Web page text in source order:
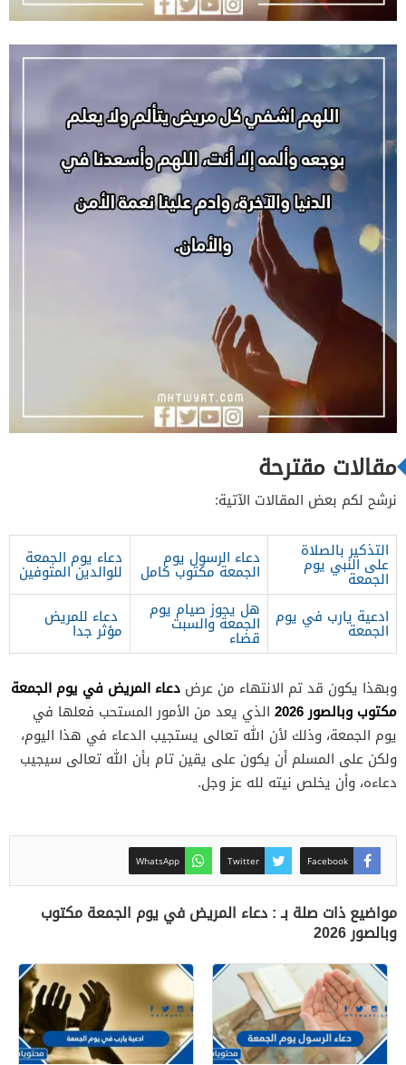
مقالات مقترحة
نرشح لكم بعض المقالات الآتية:
التذكير بالصلاة
على النبي يوم
الجمعة
دعاء الرسول يوم
الجمعة مكتوب كامل
دعاء يوم الجمعة
للوالدين المتوفين
ادعية يارب في يوم
الجمعة
هل يجوز صيام يوم
الجمعة والسبت
قضاء
دعاء للمريض
مؤثر جدا
وبهذا يكون قد تم الانتهاء من عرض دعاء المريض في يوم الجمعة
مكتوب وبالصور 2026
الذي يعد من الأمور المستحب فعلها في
يوم الجمعة، وذلك لأن الله تعالى يستجيب الدعاء في هذا اليوم،
ولكن على المسلم أن يكون على يقين تام بأن الله تعالى سيجيب
دعاءه، وأن يخلص نيته لله عز وجل.
Facebook
Twitter
WhatsApp
مواضيع ذات صلة بـ : دعاء المريض في يوم الجمعة مكتوب
وبالصور 2026